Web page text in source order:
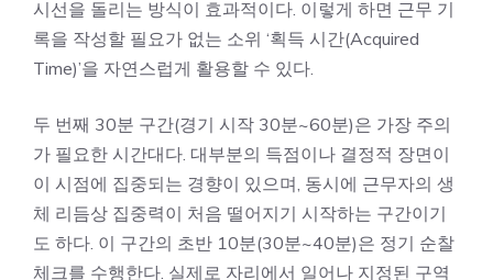
시선을 돌리는 방식이 효과적이다. 이렇게 하면 근무 기
록을 작성할 필요가 없는 소위 ‘획득 시간(Acquired
Time)’을 자연스럽게 활용할 수 있다.
두 번째 30분 구간(경기 시작 30분~60분)은 가장 주의
가 필요한 시간대다. 대부분의 득점이나 결정적 장면이
이 시점에 집중되는 경향이 있으며, 동시에 근무자의 생
체 리듬상 집중력이 처음 떨어지기 시작하는 구간이기
도 하다. 이 구간의 초반 10분(30분~40분)은 정기 순찰
체크를 수행한다. 실제로 자리에서 일어나 지정된 구역